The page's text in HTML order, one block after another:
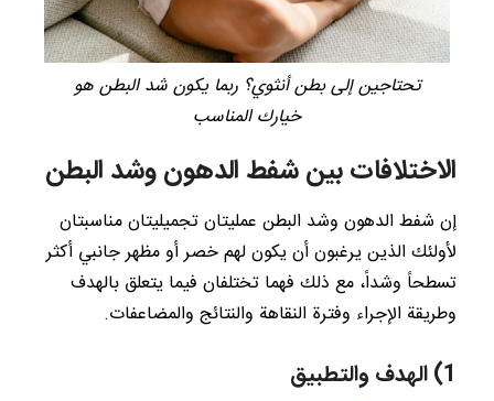
تحتاجين إلى بطن أنثوي؟ ربما يكون شد البطن هو
خيارك المناسب
الاختلافات بين شفط الدهون وشد البطن
إن شفط الدهون وشد البطن عمليتان تجميليتان مناسبتان
لأولئك الذين يرغبون أن يكون لهم خصر أو مظهر جانبي أكثر
تسطحاً وشداً، مع ذلك فهما تختلفان فيما يتعلق بالهدف
وطريقة الإجراء وفترة النقاهة والنتائج والمضاعفات.
1) الهدف والتطبيق